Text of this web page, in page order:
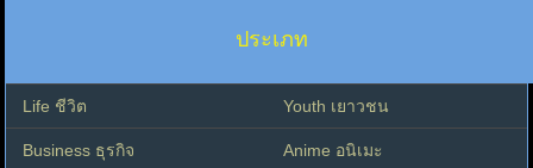
ประเภท
Life ชีวิต Youth เยาวชน
Business ธุรกิจ Anime อนิเมะ